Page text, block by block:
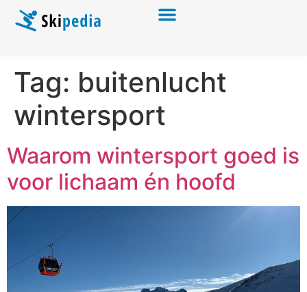
Tag: buitenlucht
wintersport
Waarom wintersport goed is
voor lichaam én hoofd